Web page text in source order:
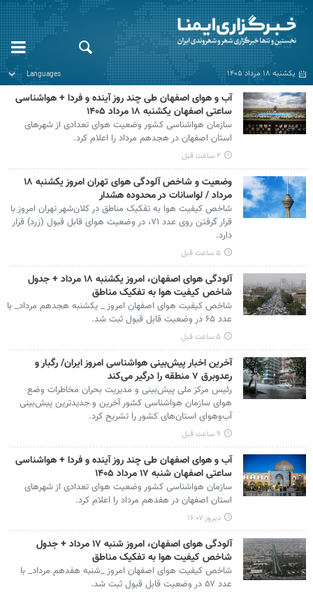
یکشنبه ۱۸ مرداد ۱۴۰۵
آب و هوای اصفهان طی چند روز آینده و فردا + هواشناسی
ساعتی اصفهان یکشنبه ۱۸ مرداد ۱۴۰۵
سازمان هواشناسی کشور وضعیت هوای تعدادی از شهرهای
استان اصفهان در هجدهم مرداد را اعلام کرد.
۲ ساعت قبل
وضعیت و شاخص آلودگی هوای تهران امروز یکشنبه ۱۸
مرداد / لواسانات در محدوده هشدار
شاخص کیفیت هوا به تفکیک مناطق در کلان‌شهر تهران امروز با
قرار گرفتن روی عدد ۷۱، در وضعیت هوای قابل قبول (زرد) قرار
دارد.
۵ ساعت قبل
آلودگی هوای اصفهان، امروز یکشنبه ۱۸ مرداد + جدول
شاخص کیفیت هوا به تفکیک مناطق
شاخص کیفیت هوای اصفهان امروز _ یکشنبه هجدهم مرداد_ با
عدد ۶۵ در وضعیت قابل قبول ثبت شد.
۵ ساعت قبل
آخرین اخبار پیش‌بینی هواشناسی امروز ایران/ رگبار و
رعدوبرق ۷ منطقه را درگیر می‌کند
رئیس مرکز ملی پیش‌بینی و مدیریت بحران مخاطرات وضع
هوای سازمان هواشناسی کشور آخرین و جدیدترین پیش‌بینی
آب‌وهوای استان‌های کشور را تشریح کرد.
۹ ساعت قبل
آب و هوای اصفهان طی چند روز آینده و فردا + هواشناسی
ساعتی اصفهان شنبه ۱۷ مرداد ۱۴۰۵
سازمان هواشناسی کشور وضعیت هوای تعدادی از شهرهای
استان اصفهان در هفدهم مرداد را اعلام کرد.
دیروز ۱۶:۰۷
آلودگی هوای اصفهان، امروز شنبه ۱۷ مرداد + جدول
شاخص کیفیت هوا به تفکیک مناطق
شاخص کیفیت هوای اصفهان امروز _شنبه هفدهم مرداد_ با
عدد ۵۷ در وضعیت قابل قبول ثبت شد.